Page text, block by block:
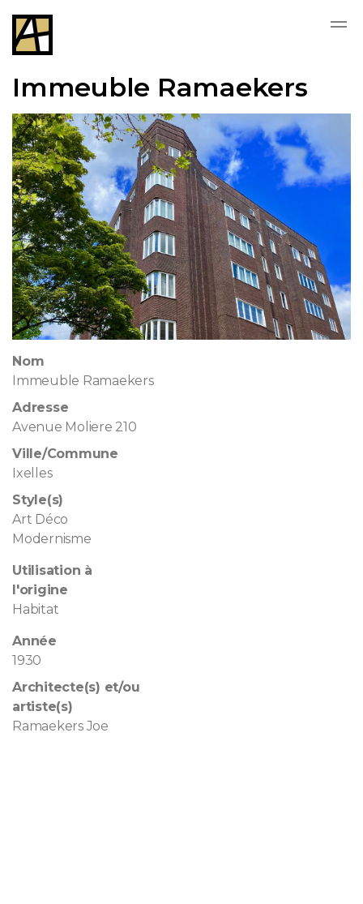
Immeuble Ramaekers
Nom
Immeuble Ramaekers
Adresse
Avenue Moliere 210
Ville/Commune
Ixelles
Style(s)
Art Déco
Modernisme
Utilisation à
l'origine
Habitat
Année
1930
Architecte(s) et/ou
artiste(s)
Ramaekers Joe